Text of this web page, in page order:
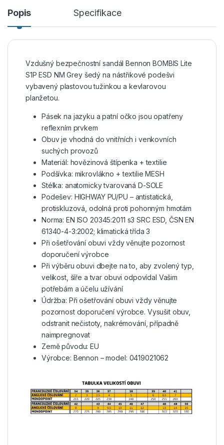
Popis Specifikace
Vzdušný bezpečnostní sandál Bennon BOMBIS Lite
S1P ESD NM Grey šedý na nástřikové podešvi
vybavený plastovou tužinkou a kevlarovou
planžetou.
Pásek na jazyku a patní očko jsou opatřeny
reflexním prvkem
Obuv je vhodná do vnitřních i venkovních
suchých provozů
Materiál: hovězinová štípenka + textilie
Podšívka: mikrovlákno + textilie MESH
Stélka: anatomicky tvarovaná D-SOLE
Podešev: HIGHWAY PU/PU – antistatická,
protiskluzová, odolná proti pohonným hmotám
Norma: EN ISO 20345:2011 s3 SRC ESD, ČSN EN
61340-4-3:2002; klimatická třída 3
Při ošetřování obuvi vždy věnujte pozornost
doporučení výrobce
Při výběru obuvi dbejte na to, aby zvolený typ,
velikost, šíře a tvar obuvi odpovídal Vašim
potřebám a účelu užívání
Údržba: Při ošetřování obuvi vždy věnujte
pozornost doporučení výrobce. Vysušit obuv,
odstranit nečistoty, nakrémování, případně
naimpregnovat
Země původu: EU
Výrobce: Bennon – model: 0419021062